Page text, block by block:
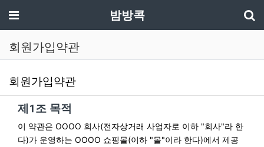
메뉴 밤방콕
회원가입약관
회원가입약관
사이트 이용약관 안내
제1조 목적
이 약관은 OOOO 회사(전자상거래 사업자로 이하 "회사"라 한
다)가 운영하는 OOOO 쇼핑몰(이하 "몰"이라 한다)에서 제공